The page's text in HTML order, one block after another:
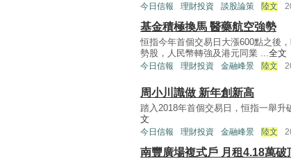
今日信報 理財投資 談股論策 陸文
基金積極換馬 醫藥航空強勢
恒指今年首個交易日大漲600點之後
勢股，人民幣轉強及港元同業 ...全文
今日信報 理財投資 金融峰景 陸文
周小川識做 新年創新高
踏入2018年首個交易日，恒指一舉升
文
今日信報 理財投資 金融峰景 陸文
南豐廣場複式戶 月租4.18萬破